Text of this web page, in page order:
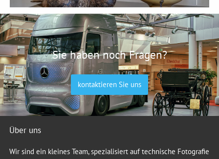
Sie haben noch Fragen?
kontaktieren Sie uns
Über uns
Wir sind ein kleines Team, spezialisiert auf technische Fotografie